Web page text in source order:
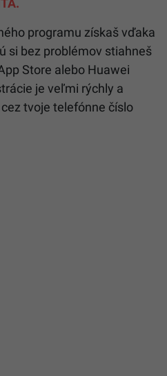
programu získaš vďaka
si bez problémov stiahneš
Store alebo Huawei
je veľmi rýchly a
tvoje telefónne číslo